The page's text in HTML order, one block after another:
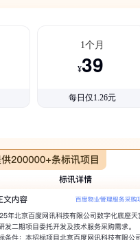
1个月
¥39
每日仅1.26元